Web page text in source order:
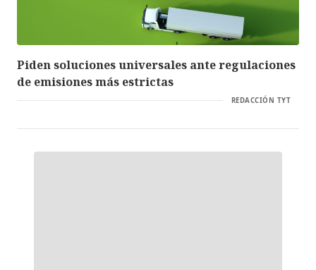
Piden soluciones universales ante regulaciones
de emisiones más estrictas
REDACCIÓN TYT